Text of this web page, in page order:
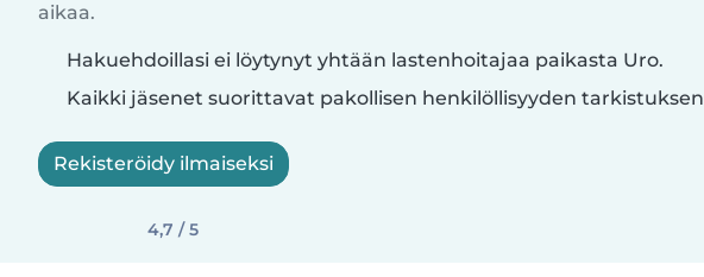
aikaa.
Hakuehdoillasi ei löytynyt yhtään lastenhoitajaa paikasta Uro.
Kaikki jäsenet suorittavat pakollisen henkilöllisyyden tarkistuksen
Rekisteröidy ilmaiseksi
4,7 / 5